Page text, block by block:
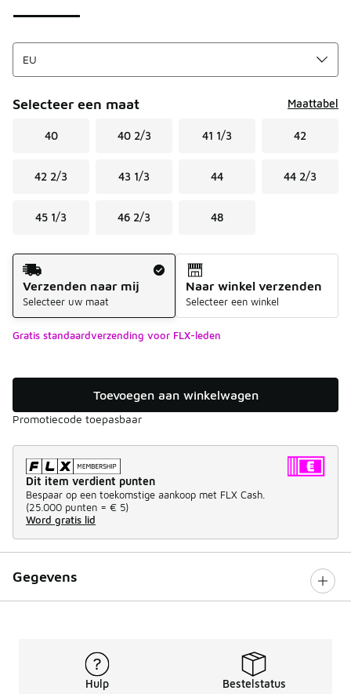
Selecteer een maat Maattabel
40 40 2/3 41 1/3 42
42 2/3 43 1/3 44 44 2/3
45 1/3 46 2/3 48
Verzendmethode
Verzenden naar mij
Selecteer uw maat
Naar winkel verzenden
Selecteer een winkel
Gratis standaardverzending voor FLX-leden
Toevoegen aan winkelwagen
Promotiecode toepasbaar
Dit item verdient punten
Bespaar op een toekomstige aankoop met FLX Cash.
(25.000 punten = € 5)
Word gratis lid
Gegevens
Hulp Bestelstatus